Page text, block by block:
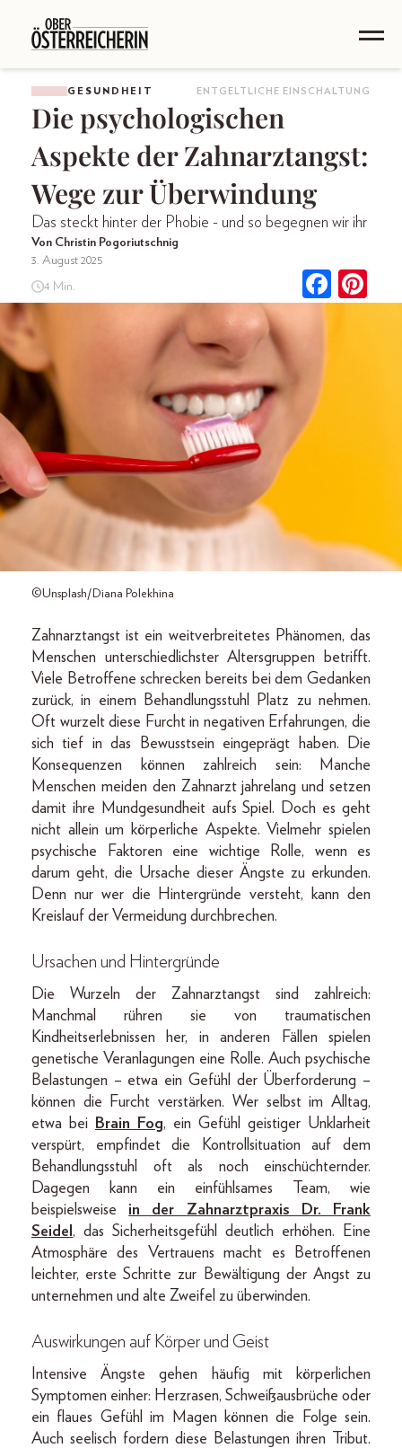
GESUNDHEIT ENTGELTLICHE EINSCHALTUNG
Die psychologischen
Aspekte der Zahnarztangst:
Wege zur Überwindung
Das steckt hinter der Phobie - und so begegnen wir ihr
Von Christin Pogoriutschnig
3. August 2025
4 Min.
©Unsplash/Diana Polekhina
Zahnarztangst ist ein weitverbreitetes Phänomen, das
Menschen unterschiedlichster Altersgruppen betrifft.
Viele Betroffene schrecken bereits bei dem Gedanken
zurück, in einem Behandlungsstuhl Platz zu nehmen.
Oft wurzelt diese Furcht in negativen Erfahrungen, die
sich tief in das Bewusstsein eingeprägt haben. Die
Konsequenzen können zahlreich sein: Manche
Menschen meiden den Zahnarzt jahrelang und setzen
damit ihre Mundgesundheit aufs Spiel. Doch es geht
nicht allein um körperliche Aspekte. Vielmehr spielen
psychische Faktoren eine wichtige Rolle, wenn es
darum geht, die Ursache dieser Ängste zu erkunden.
Denn nur wer die Hintergründe versteht, kann den
Kreislauf der Vermeidung durchbrechen.
Ursachen und Hintergründe
Die Wurzeln der Zahnarztangst sind zahlreich:
Manchmal rühren sie von traumatischen
Kindheitserlebnissen her, in anderen Fällen spielen
genetische Veranlagungen eine Rolle. Auch psychische
Belastungen – etwa ein Gefühl der Überforderung –
können die Furcht verstärken. Wer selbst im Alltag,
etwa bei Brain Fog, ein Gefühl geistiger Unklarheit
verspürt, empfindet die Kontrollsituation auf dem
Behandlungsstuhl oft als noch einschüchternder.
Dagegen kann ein einfühlsames Team, wie
beispielsweise in der Zahnarztpraxis Dr. Frank
Seidel , das Sicherheitsgefühl deutlich erhöhen. Eine
Atmosphäre des Vertrauens macht es Betroffenen
leichter, erste Schritte zur Bewältigung der Angst zu
unternehmen und alte Zweifel zu überwinden.
Auswirkungen auf Körper und Geist
Intensive Ängste gehen häufig mit körperlichen
Symptomen einher: Herzrasen, Schweißausbrüche oder
ein flaues Gefühl im Magen können die Folge sein.
Auch seelisch fordern diese Belastungen ihren Tribut.